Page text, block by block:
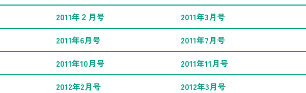
2011年２月号 2011年3月号
2011年6月号 2011年7月号
2011年10月号 2011年11月号
2012年2月号 2012年3月号